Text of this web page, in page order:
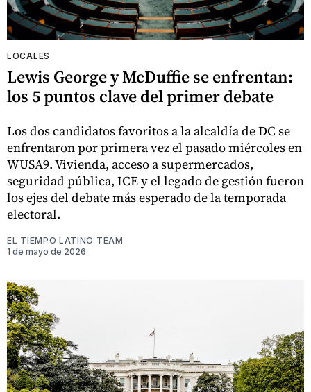
LOCALES
Lewis George y McDuffie se enfrentan:
los 5 puntos clave del primer debate
Los dos candidatos favoritos a la alcaldía de DC se
enfrentaron por primera vez el pasado miércoles en
WUSA9. Vivienda, acceso a supermercados,
seguridad pública, ICE y el legado de gestión fueron
los ejes del debate más esperado de la temporada
electoral.
EL TIEMPO LATINO TEAM
1 de mayo de 2026